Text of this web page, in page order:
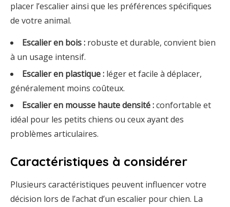
placer l’escalier ainsi que les préférences spécifiques
de votre animal.
Escalier en bois : robuste et durable, convient bien
à un usage intensif.
Escalier en plastique : léger et facile à déplacer,
généralement moins coûteux.
Escalier en mousse haute densité :confortable et
idéal pour les petits chiens ou ceux ayant des
problèmes articulaires.
Caractéristiques à considérer
Plusieurs caractéristiques peuvent influencer votre
décision lors de l’achat d’un escalier pour chien. La